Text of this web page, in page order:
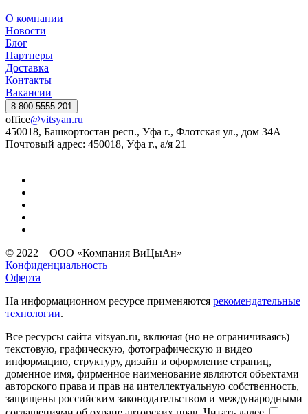
О компании
Новости
Блог
Партнеры
Доставка
Контакты
Вакансии
8-800-5555-201
office@vitsyan.ru
450018, Башкортостан респ., Уфа г., Флотская ул., дом 34А
Почтовый адрес: 450018, Уфа г., а/я 21
© 2022 – ООО «Компания ВиЦыАн»
Конфиденциальность
Оферта
На информационном ресурсе применяются рекомендательные
технологии.
Все ресурсы сайта vitsyan.ru, включая (но не ограничиваясь)
текстовую, графическую, фотографическую и видео
информацию, структуру, дизайн и оформление страниц,
доменное имя, фирменное наименование являются объектами
авторского права и прав на интеллектуальную собственность,
защищены российским законодательством и международными